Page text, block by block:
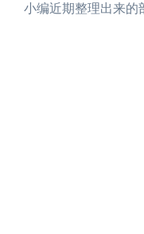
小编近期整理出来的